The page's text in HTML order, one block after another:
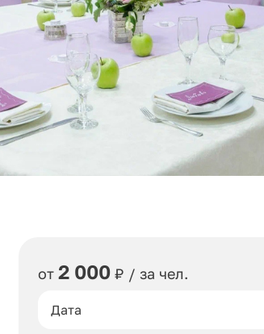
от 2 000 ₽ / за чел.